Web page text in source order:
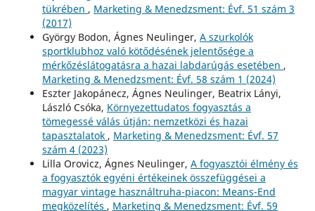
tükrében , Marketing & Menedzsment: Évf. 51 szám 3
(2017)
György Bodon, Ágnes Neulinger, A szurkolók
sportklubhoz való kötődésének jelentősége a
mérkőzéslátogatásra a hazai labdarúgás esetében ,
Marketing & Menedzsment: Évf. 58 szám 1 (2024)
Eszter Jakopánecz, Ágnes Neulinger, Beatrix Lányi,
László Csóka, Környezettudatos fogyasztás a
tömegessé válás útján: nemzetközi és hazai
tapasztalatok , Marketing & Menedzsment: Évf. 57
szám 4 (2023)
Lilla Orovicz, Ágnes Neulinger, A fogyasztói élmény és
a fogyasztók egyéni értékeinek összefüggései a
magyar vintage használtruha-piacon: Means-End
megközelítés , Marketing & Menedzsment: Évf. 59